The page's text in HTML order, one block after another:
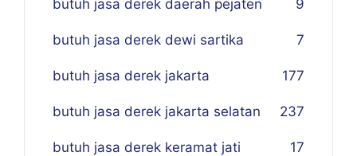
butuh jasa derek daerah pejaten 9
butuh jasa derek dewi sartika 7
butuh jasa derek jakarta 177
butuh jasa derek jakarta selatan 237
butuh jasa derek keramat jati 17